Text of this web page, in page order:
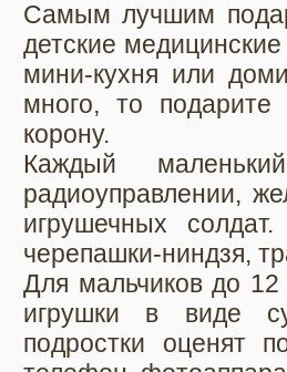
Самым лучшим
детские
мини-кухня или
много, то
корону.
Каждый
радиоуправлении,
игрушечных
черепашки-ниндзя,
Для мальчиков до
игрушки в виде
подростки оценят